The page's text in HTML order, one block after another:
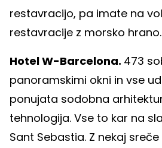
restavracijo, pa imate na
restavracije z morsko hrano.
Hotel W-Barcelona. 473
panoramskimi okni in vse
ponujata sodobna
tehnologija. Vse to kar na
Sant Sebastia. Z nekaj